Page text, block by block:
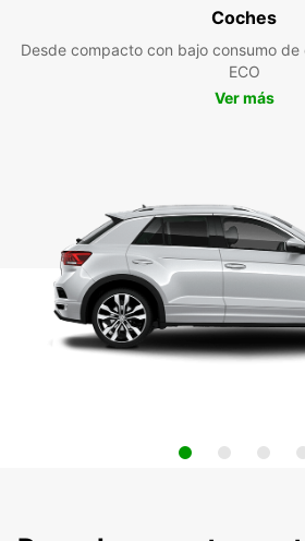
Coches
Desde compacto con bajo consumo
ECO
Ver más